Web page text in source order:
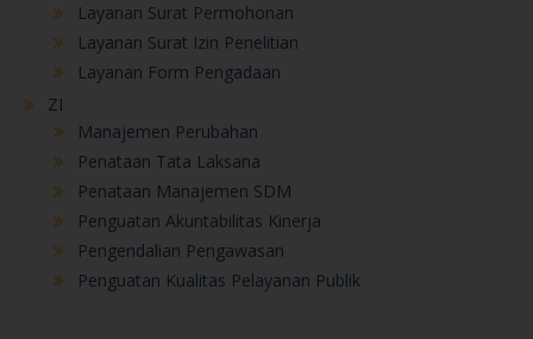
Layanan Surat Permohonan
Layanan Surat Izin Penelitian
Layanan Form Pengadaan
ZI
Manajemen Perubahan
Penataan Tata Laksana
Penataan Manajemen SDM
Penguatan Akuntabilitas Kinerja
Pengendalian Pengawasan
Penguatan Kualitas Pelayanan Publik